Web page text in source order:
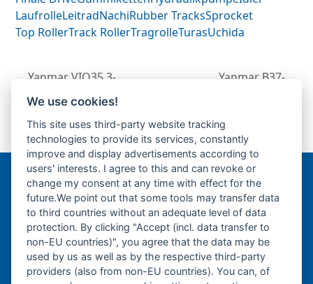
LaufrolleLeitradNachiRubber TracksSprocket
Top RollerTrack RollerTragrolleTurasUchida
previous
post:
Yanmar VIO35.3-
Fahrantrieb-
Endantrieb-Fahrmotor-
Finale Drive-
next
post:
Yanmar B37-
Fahrmotor-Finale
Bergmann Baumatec
Watzmannstraße 1
84547 Emmerting
We use cookies!
This site uses third-party website tracking
technologies to provide its services, constantly
improve and display advertisements according to
users' interests. I agree to this and can revoke or
change my consent at any time with effect for the
future.We point out that some tools may transfer data
to third countries without an adequate level of data
protection. By clicking "Accept (incl. data transfer to
non-EU countries)", you agree that the data may be
used by us as well as by the respective third-party
providers (also from non-EU countries). You can, of